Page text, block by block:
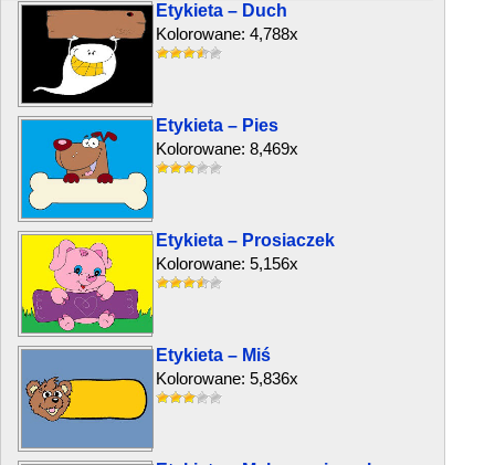
Etykieta – Duch
Kolorowane: 4,788x
Etykieta – Pies
Kolorowane: 8,469x
Etykieta – Prosiaczek
Kolorowane: 5,156x
Etykieta – Miś
Kolorowane: 5,836x